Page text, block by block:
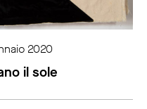
2020
il sole